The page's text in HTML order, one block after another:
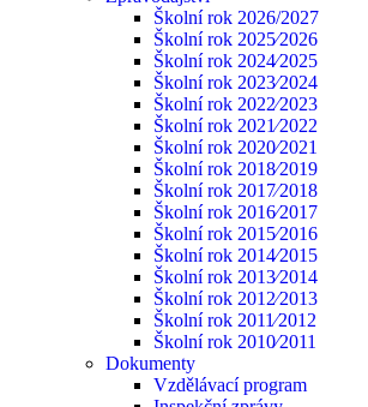
Školní rok 2026/2027
Školní rok 2025⁄2026
Školní rok 2024⁄2025
Školní rok 2023⁄2024
Školní rok 2022⁄2023
Školní rok 2021⁄2022
Školní rok 2020⁄2021
Školní rok 2018⁄2019
Školní rok 2017⁄2018
Školní rok 2016⁄2017
Školní rok 2015⁄2016
Školní rok 2014⁄2015
Školní rok 2013⁄2014
Školní rok 2012⁄2013
Školní rok 2011⁄2012
Školní rok 2010⁄2011
Dokumenty
Vzdělávací program